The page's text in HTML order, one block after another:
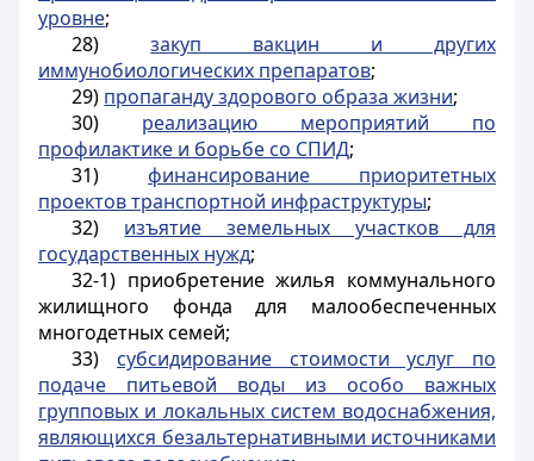
уровне;
28)закуп вакцин и других
иммунобиологических препаратов;
29) пропаганду здорового образа жизни;
30) реализацию мероприятий по
профилактике и борьбе со СПИД;
31)финансирование приоритетных
проектов транспортной инфраструктуры;
32) изъятие земельных участков для
государственных нужд;
32-1) приобретение жилья коммунального
жилищного фонда для малообеспеченных
многодетных семей;
33) субсидирование стоимости услуг по
подаче питьевой воды из особо важных
групповых и локальных систем водоснабжения,
являющихся безальтернативными источниками